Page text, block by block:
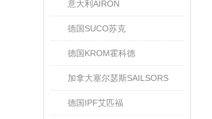
意大利AIRON
德国SUCO苏克
德国KROM霍科德
加拿大塞尔瑟斯SAILSORS
德国IPF艾匹福